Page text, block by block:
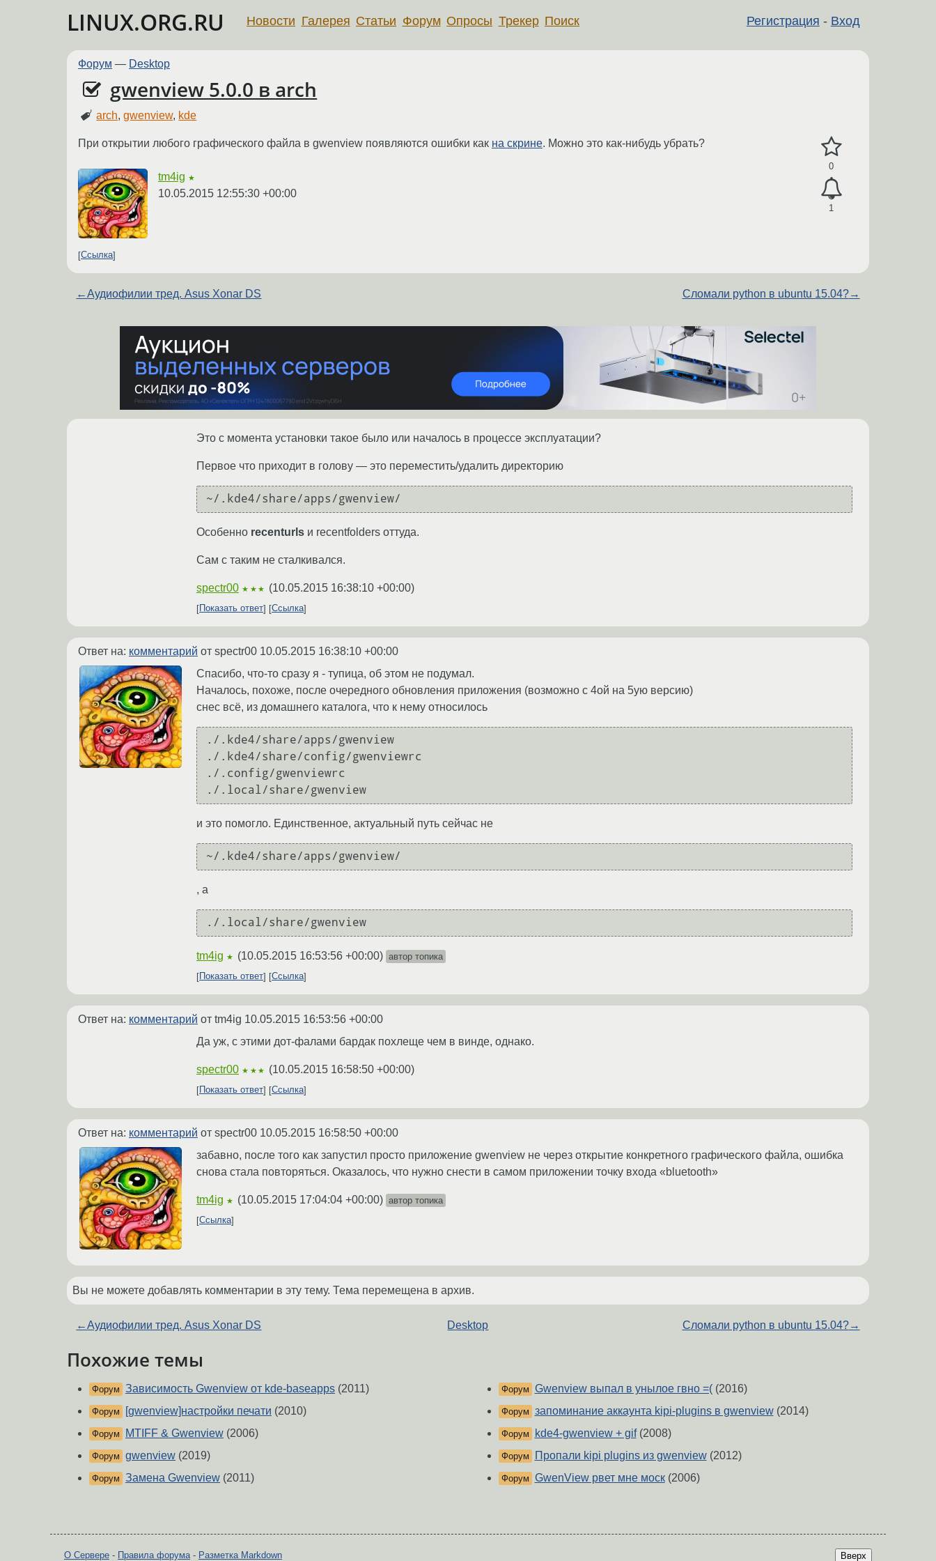
LINUX.ORG.RU Регистрация - Вход
Новости Галерея Статьи Форум Опросы Трекер Поиск
Форум — Desktop
gwenview 5.0.0 в arch
arch,gwenview, kde
0
1
При открытии любого графического файла в gwenview появляются ошибки как на скрине. Можно это как-нибудь убрать?
tm4ig ★
10.05.2015 12:55:30 +00:00
Ссылка
←Аудиофилии тред. Asus Xonar DS Сломали python в ubuntu 15.04?→
Это с момента установки такое было или началось в процессе эксплуатации?
Первое что приходит в голову — это переместить/удалить директорию
Особенно recenturls и recentfolders оттуда.
Сам с таким не сталкивался.
spectr00 ★★★ (10.05.2015 16:38:10 +00:00)
Показать ответ Ссылка
Ответ на: комментарий от spectr00 10.05.2015 16:38:10 +00:00
Cпасибо, что-то сразу я - тупица, об этом не подумал.
Началось, похоже, после очередного обновления приложения (возможно с 4ой на 5ую версию)
снес всё, из домашнего каталога, что к нему относилось
./.kde4/share/apps/gwenview
./.kde4/share/config/gwenviewrc
./.config/gwenviewrc
./.local/share/gwenview
и это помогло. Единственное, актуальный путь сейчас не
~/.kde4/share/apps/gwenview/
, а
./.local/share/gwenview
tm4ig ★ (10.05.2015 16:53:56 +00:00) автор топика
Показать ответ
Ссылка
Ответ на: комментарий от tm4ig 10.05.2015 16:53:56 +00:00
Да уж, с этими дот-фалами бардак похлеще чем в винде, однако.
spectr00 ★★★ (10.05.2015 16:58:50 +00:00)
Показать ответ Ссылка
Ответ на: комментарий от spectr00 10.05.2015 16:58:50 +00:00
забавно, после того как запустил просто приложение gwenview не через открытие конкретного графического файла, ошибка
снова стала повторяться. Оказалось, что нужно снести в самом приложении точку входа «bluetooth»
tm4ig ★ (10.05.2015 17:04:04 +00:00) автор топика
Ссылка
Вы не можете добавлять комментарии в эту тему. Тема перемещена в архив.
←Аудиофилии тред. Asus Xonar DS Desktop Сломали python в ubuntu 15.04?→
Похожие темы
Форум Зависимость Gwenview от kde-baseapps (2011)
Форум [gwenview]настройки печати (2010)
Форум MTIFF & Gwenview (2006)
Форум gwenview (2019)
Форум Замена Gwenview (2011)
Форум Gwenview выпал в унылое гвно =((2016)
Форум запоминание аккаунта kipi-plugins в gwenview(2014)
Форум kde4-gwenview + gif(2008)
Форум Пропали kipi plugins из gwenview(2012)
Форум GwenView рвет мне моск(2006)
Вверх
О Сервере - Правила форума- Разметка Markdown